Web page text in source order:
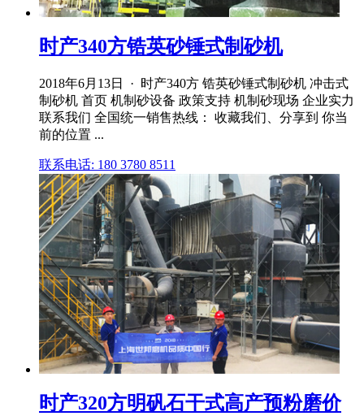
时产340方锆英砂锤式制砂机
2018年6月13日 · 时产340方 锆英砂锤式制砂机 冲击式
制砂机 首页 机制砂设备 政策支持 机制砂现场 企业实力
联系我们 全国统一销售热线： 收藏我们、分享到 你当
前的位置 ...
联系电话: 180 3780 8511
时产320方明矾石干式高产预粉磨价